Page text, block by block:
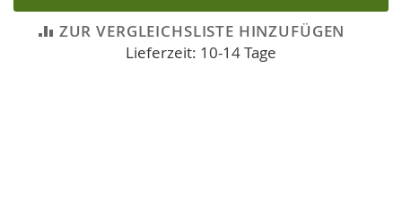
ZUR VERGLEICHSLISTE HINZUFÜGEN
Lieferzeit: 10-14 Tage